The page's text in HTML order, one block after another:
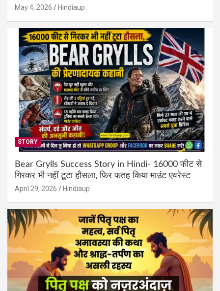
May 4, 2026 Hindiaup
STORY
Bear Grylls Success Story in Hindi- 16000 फीट से
गिरकर भी नहीं टूटा हौसला, फिर फतह किया माउंट एवरेस्ट
April 29, 2026 Hindiaup